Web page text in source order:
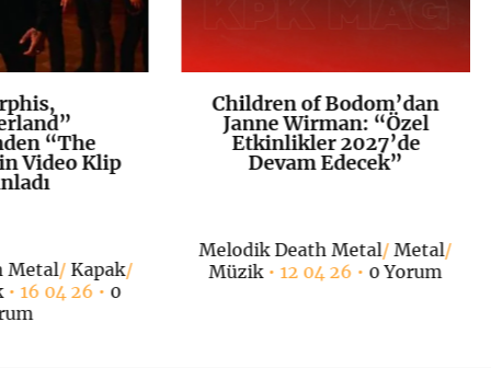
+
“The
Video Klip
Metal/ Kapak/
• 16 04 26 • 0
K+
Children of Bodom’dan
Janne Wirman: “Özel
Etkinlikler 2027’de
Devam Edecek”
Melodik Death Metal/ Metal/
Müzik• 12 04 26 • 0 Yorum